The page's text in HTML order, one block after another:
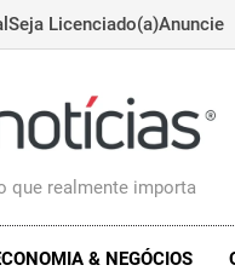
Seja Licenciado(a)Anuncie
que realmente importa
& NEGÓCIOS